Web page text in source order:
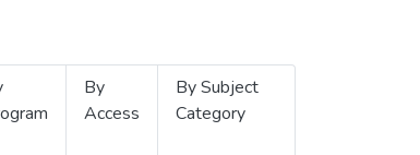
By
Access
By Subject
Category